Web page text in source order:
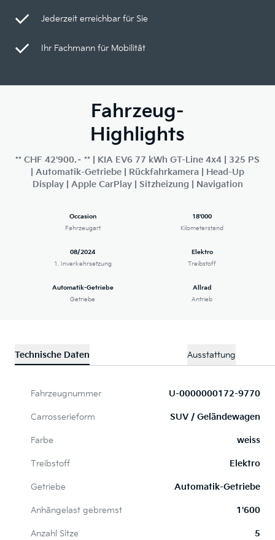
Jederzeit erreichbar für Sie
Ihr Fachmann für Mobilität
Fahrzeug-
Highlights
** CHF 42'900.– ** | KIA EV6 77 kWh GT-Line 4x4 | 325 PS
| Automatik-Getriebe | Rückfahrkamera | Head-Up
Display | Apple CarPlay | Sitzheizung | Navigation
Occasion
Fahrzeugart
18'000
Kilometerstand
08/2024
1. Inverkehrsetzung
Elektro
Treibstoff
Automatik-Getriebe
Getriebe
Allrad
Antrieb
Technische Daten Ausstattung
Fahrzeugnummer U-0000000172-9770
Carrosserieform SUV / Geländewagen
Farbe weiss
Treibstoff Elektro
Getriebe Automatik-Getriebe
Anhängelast gebremst 1'600
Anzahl Sitze 5